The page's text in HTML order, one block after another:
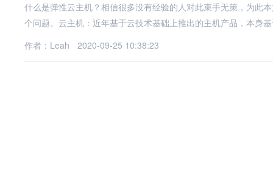
什么是弹性云主机？相信很多没有经验的人对此束手无策，为此
个问题。云主机：近年基于云技术基础上推出的主机产品，本身
作者：Leah
2020-09-25 10:38:23